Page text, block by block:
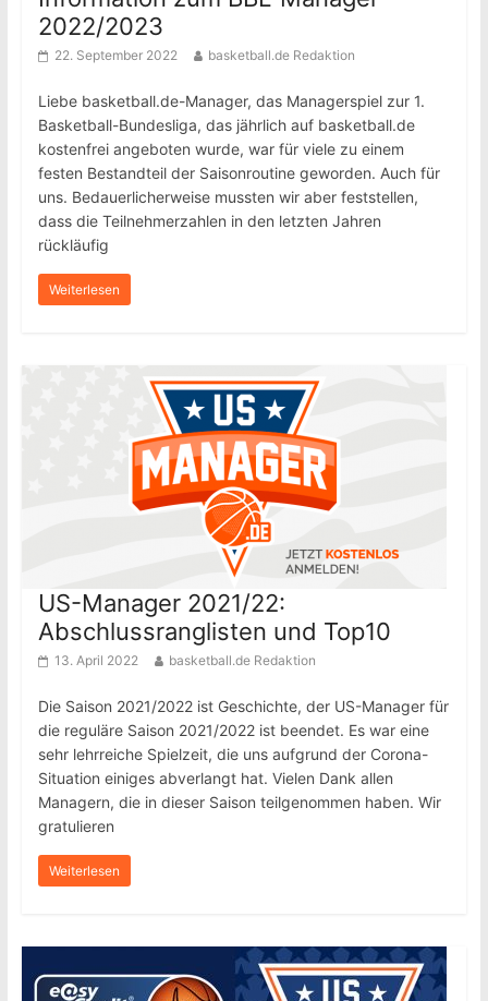
2022/2023
22. September 2022 basketball.de Redaktion
Liebe basketball.de-Manager, das Managerspiel zur 1.
Basketball-Bundesliga, das jährlich auf basketball.de
kostenfrei angeboten wurde, war für viele zu einem
festen Bestandteil der Saisonroutine geworden. Auch für
uns. Bedauerlicherweise mussten wir aber feststellen,
dass die Teilnehmerzahlen in den letzten Jahren
rückläufig
Weiterlesen
US-Manager 2021/22:
Abschlussranglisten und Top10
13. April 2022 basketball.de Redaktion
Die Saison 2021/2022 ist Geschichte, der US-Manager für
die reguläre Saison 2021/2022 ist beendet. Es war eine
sehr lehrreiche Spielzeit, die uns aufgrund der Corona-
Situation einiges abverlangt hat. Vielen Dank allen
Managern, die in dieser Saison teilgenommen haben. Wir
gratulieren
Weiterlesen